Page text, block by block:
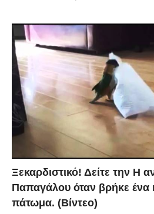
Ξεκαρδιστικό! Δείτε την Η
Παπαγάλου όταν βρήκε ένα
πάτωμα. (Βίντεο)